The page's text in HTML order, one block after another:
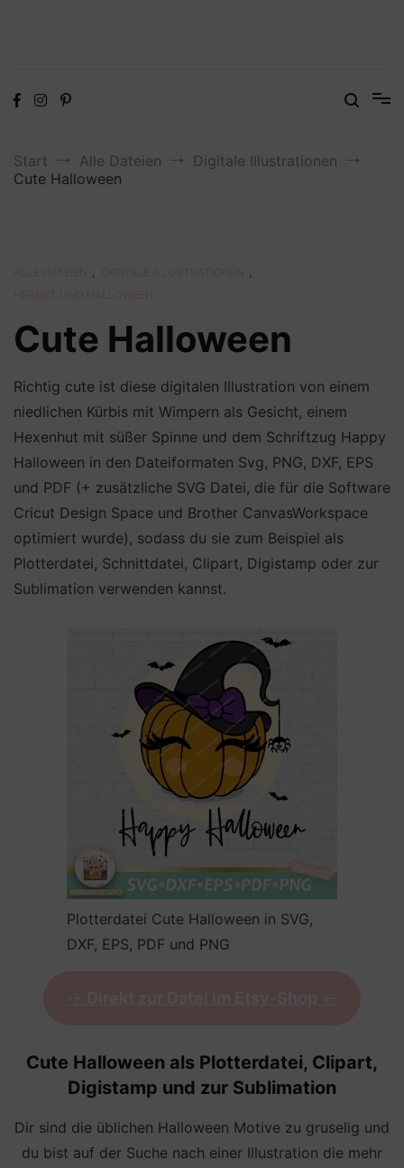
Start Alle Dateien
Digitale Illustrationen
Cute Halloween
,
,
Cute Halloween
Richtig cute ist diese digitalen Illustration von einem
niedlichen Kürbis mit Wimpern als Gesicht, einem
Hexenhut mit süßer Spinne und dem Schriftzug Happy
Halloween in den Dateiformaten Svg, PNG, DXF, EPS
und PDF (+ zusätzliche SVG Datei, die für die Software
Cricut Design Space und Brother CanvasWorkspace
optimiert wurde), sodass du sie zum Beispiel als
Plotterdatei, Schnittdatei, Clipart, Digistamp oder zur
Sublimation verwenden kannst.
Plotterdatei Cute Halloween in SVG,
DXF, EPS, PDF und PNG
Cute Halloween als Plotterdatei, Clipart,
Digistamp und zur Sublimation
Dir sind die üblichen Halloween Motive zu gruselig und
du bist auf der Suche nach einer Illustration die mehr